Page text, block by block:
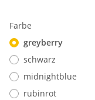
Farbe
greyberry
schwarz
midnightblue
rubinrot